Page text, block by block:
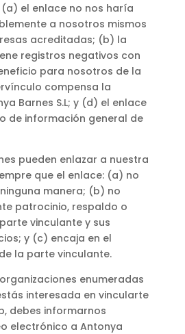
el enlace no nos haría
a nosotros mismos
acreditadas; (b) la
registros negativos con
para nosotros de la
compensa la
Barnes S.L; y (d) el enlace
de información general de
pueden enlazar a nuestra
que el enlace: (a) no
manera; (b) no
patrocinio, respaldo o
vinculante y sus
y (c) encaja en el
la parte vinculante.
enumeradas
interesada en vincularte
debes informarnos
electrónico a Antonya